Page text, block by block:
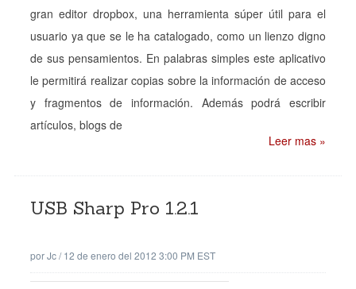
gran editor dropbox, una herramienta súper útil para el
usuario ya que se le ha catalogado, como un lienzo digno
de sus pensamientos. En palabras simples este aplicativo
le permitirá realizar copias sobre la información de acceso
y fragmentos de información. Además podrá escribir
artículos, blogs de
Leer mas »
USB Sharp Pro 1.2.1
porJc/12 de enero del 2012 3:00 PM EST